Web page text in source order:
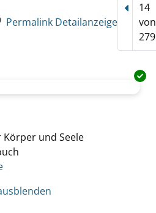
Permalink Detailanzeige
14
von
279
und Seele
Verfasser